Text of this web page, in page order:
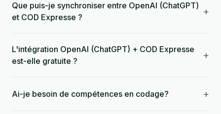
Que puis-je synchroniser entre OpenAI (ChatGPT)
et COD Expresse ?
+
L'intégration OpenAI (ChatGPT) + COD Expresse
est-elle gratuite ?
+
Ai-je besoin de compétences en codage? +